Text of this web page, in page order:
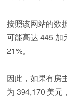
按照该网站的数
可能高达 445 加
21%。
因此，如果有房
为 394,170 美元